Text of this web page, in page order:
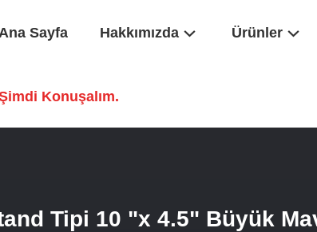
Sayfa Hakkımızda Ürünler
Konuşalım.
Tipi 10 "x 4.5" Büyük